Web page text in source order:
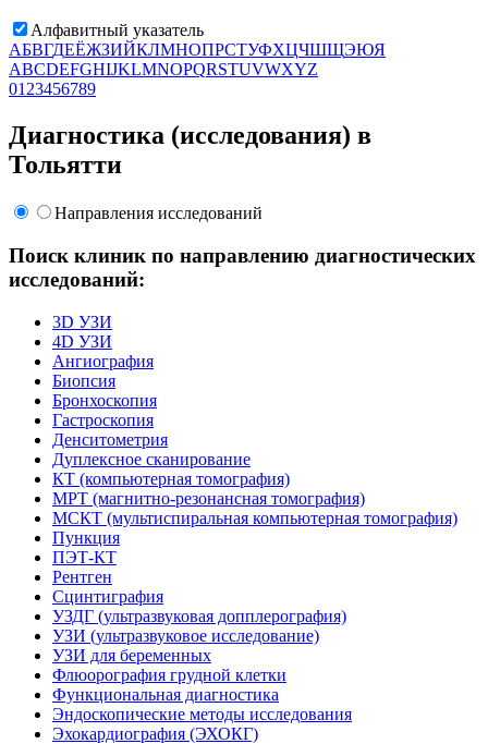
Алфавитный указатель
АБВГДЕЁЖЗИЙКЛМНОПРСТУФХЦЧШЩЭЮЯ
ABCDEFGHIJKLMNOPQRSTUVWXYZ
01 23456789
Диагностика (исследования) в
Тольятти
Направления исследований
Поиск клиник по направлению диагностических
исследований:
3D УЗИ
4D УЗИ
Ангиография
Биопсия
Бронхоскопия
Гастроскопия
Денситометрия
Дуплексное сканирование
КТ (компьютерная томография)
МРТ (магнитно-резонансная томография)
МСКТ (мультиспиральная компьютерная томография)
Пункция
ПЭТ-КТ
Рентген
Сцинтиграфия
УЗДГ (ультразвуковая допплерография)
УЗИ (ультразвуковое исследование)
УЗИ для беременных
Флюорография грудной клетки
Функциональная диагностика
Эндоскопические методы исследования
Эхокардиография (ЭХОКГ)